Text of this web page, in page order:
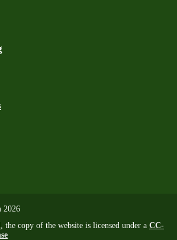
2026
, the copy of the website is licensed under a CC-